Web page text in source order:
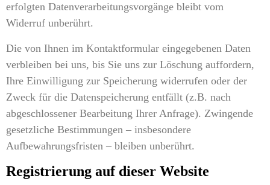
erfolgten Datenverarbeitungsvorgänge bleibt vom
Widerruf unberührt.
Die von Ihnen im Kontaktformular eingegebenen Daten
verbleiben bei uns, bis Sie uns zur Löschung auffordern,
Ihre Einwilligung zur Speicherung widerrufen oder der
Zweck für die Datenspeicherung entfällt (z.B. nach
abgeschlossener Bearbeitung Ihrer Anfrage). Zwingende
gesetzliche Bestimmungen – insbesondere
Aufbewahrungsfristen – bleiben unberührt.
Registrierung auf dieser Website